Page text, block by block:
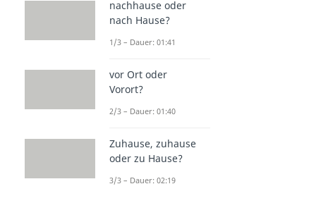
nachhause oder
nach Hause?
1/3 – Dauer: 01:41
vor Ort oder
Vorort?
2/3 – Dauer: 01:40
Zuhause, zuhause
oder zu Hause?
3/3 – Dauer: 02:19